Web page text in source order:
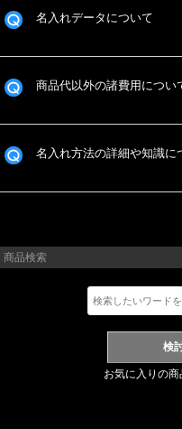
名入れデータについて
商品代以外の諸費用につい
名入れ方法の詳細や知識に
商品検索
お気に入りの